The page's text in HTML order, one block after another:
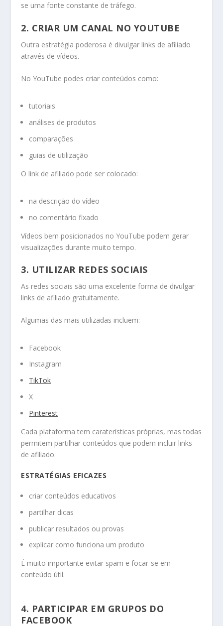
se uma fonte constante de tráfego.
2. CRIAR UM CANAL NO YOUTUBE
Outra estratégia poderosa é divulgar links de afiliado
através de vídeos.
No YouTube podes criar conteúdos como:
tutoriais
análises de produtos
comparações
guias de utilização
O link de afiliado pode ser colocado:
na descrição do vídeo
no comentário fixado
Vídeos bem posicionados no YouTube podem gerar
visualizações durante muito tempo.
3. UTILIZAR REDES SOCIAIS
As redes sociais são uma excelente forma de divulgar
links de afiliado gratuitamente.
Algumas das mais utilizadas incluem:
Facebook
Instagram
TikTok
X
Pinterest
Cada plataforma tem caraterísticas próprias, mas todas
permitem partilhar conteúdos que podem incluir links
de afiliado.
ESTRATÉGIAS EFICAZES
criar conteúdos educativos
partilhar dicas
publicar resultados ou provas
explicar como funciona um produto
É muito importante evitar spam e focar-se em
conteúdo útil.
4. PARTICIPAR EM GRUPOS DO
FACEBOOK